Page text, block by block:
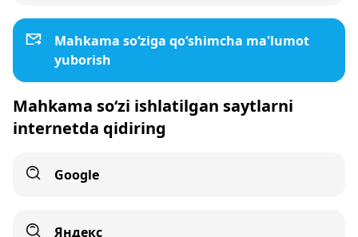
Mahkama so‘ziga qo‘shimcha ma'lumot
yuborish
Mahkama so‘zi ishlatilgan saytlarni
internetda qidiring
Google
Яндекс